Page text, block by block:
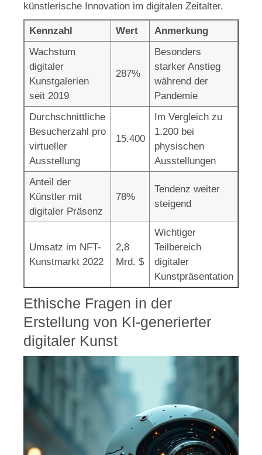
künstlerische Innovation im digitalen Zeitalter.
Kennzahl Wert
Anmerkung
Wachstum
digitaler
Kunstgalerien
seit 2019
287%
Besonders
starker Anstieg
während der
Pandemie
Durchschnittliche
Besucherzahl pro
virtueller
Ausstellung
15.400
Im Vergleich zu
1.200 bei
physischen
Ausstellungen
Anteil der
Künstler mit
digitaler Präsenz
78%
Tendenz weiter
steigend
Umsatz im NFT-
Kunstmarkt 2022
2,8
Mrd. $
Wichtiger
Teilbereich
digitaler
Kunstpräsentation
Ethische Fragen in der
Erstellung von KI-generierter
digitaler Kunst